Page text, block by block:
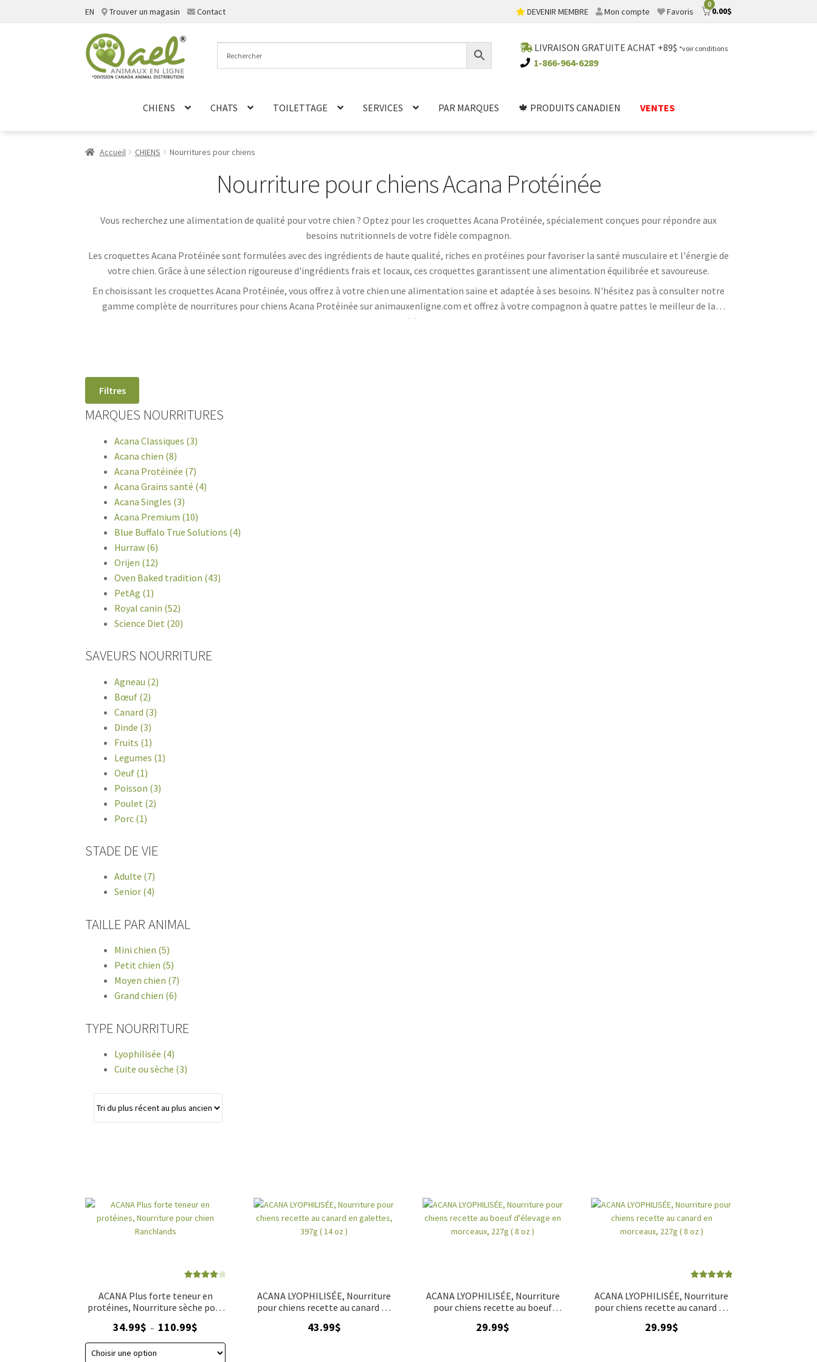
EN Trouver un magasin Contact
0
0.00$
DEVENIR MEMBRE Mon compte Favoris
Aller
à
la
Aller
au
contenu
LIVRAISON GRATUITE ACHAT +89$ *voir conditions
1-866-964-6289
CHIENS CHATS TOILETTAGE SERVICES PAR MARQUES 🍁 PRODUITS CANADIEN VENTES
Accueil CHIENS Nourritures pour chiens
Nourriture pour chiens Acana Protéinée
Vous recherchez une alimentation de qualité pour votre chien ? Optez pour les croquettes Acana Protéinée, spécialement conçues pour répondre aux
besoins nutritionnels de votre fidèle compagnon.
Les croquettes Acana Protéinée sont formulées avec des ingrédients de haute qualité, riches en protéines pour favoriser la santé musculaire et l'énergie de
votre chien. Grâce à une sélection rigoureuse d'ingrédients frais et locaux, ces croquettes garantissent une alimentation équilibrée et savoureuse.
En choisissant les croquettes Acana Protéinée, vous offrez à votre chien une alimentation saine et adaptée à ses besoins. N'hésitez pas à consulter notre
gamme complète de nourritures pour chiens Acana Protéinée sur animauxenligne.com et offrez à votre compagnon à quatre pattes le meilleur de la
nutrition.
Filtres
MARQUES NOURRITURES
Acana Classiques (3)
Acana chien (8)
Acana Protéinée (7)
Acana Grains santé (4)
Acana Singles (3)
Acana Premium (10)
Blue Buffalo True Solutions (4)
Hurraw (6)
Orijen (12)
Oven Baked tradition (43)
PetAg (1)
Royal canin (52)
Science Diet (20)
SAVEURS NOURRITURE
Agneau (2)
Bœuf (2)
Canard (3)
Dinde (3)
Fruits (1)
Legumes (1)
Oeuf (1)
Poisson (3)
Poulet (2)
Porc (1)
STADE DE VIE
Adulte (7)
Senior (4)
TAILLE PAR ANIMAL
Mini chien (5)
Petit chien (5)
Moyen chien (7)
Grand chien (6)
TYPE NOURRITURE
Lyophilisée (4)
Cuite ou sèche (3)
ACANA Plus forte teneur en
protéines, Nourriture sèche pour
sur 5
34.99$ – 110.99$
ACANA LYOPHILISÉE, Nourriture
pour chiens recette au canard en
43.99$
ACANA LYOPHILISÉE, Nourriture
pour chiens recette au boeuf
oz )
29.99$
ACANA LYOPHILISÉE, Nourriture
pour chiens recette au canard en
5
29.99$